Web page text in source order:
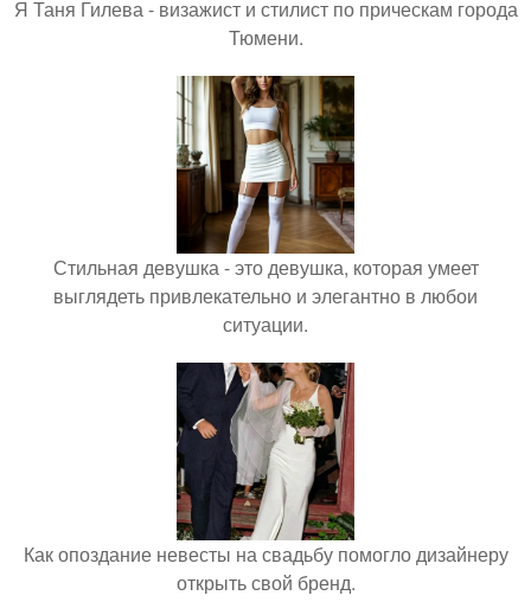
Я Таня Гилева - визажист и стилист по прическам города
Тюмени.
Стильная девушка - это девушка, которая умеет
выглядеть привлекательно и элегантно в любои
ситуации.
Как опоздание невесты на свадьбу помогло дизайнеру
открыть свой бренд.